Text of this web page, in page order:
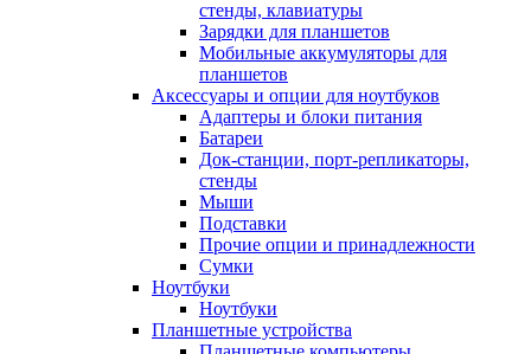
стенды, клавиатуры
Зарядки для планшетов
Мобильные аккумуляторы для
планшетов
Аксессуары и опции для ноутбуков
Адаптеры и блоки питания
Батареи
Док-станции, порт-репликаторы,
стенды
Мыши
Подставки
Прочие опции и принадлежности
Сумки
Ноутбуки
Ноутбуки
Планшетные устройства